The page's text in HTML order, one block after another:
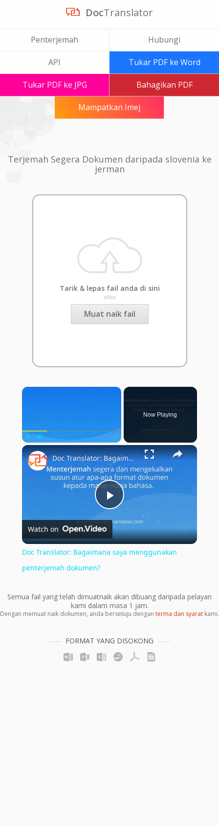
DocTranslator
Penterjemah Hubungi
API Tukar PDF ke Word
Tukar PDF ke JPG Bahagikan PDF
Mampatkan Imej
Terjemah Segera Dokumen daripada slovenia ke
jerman
Tarik & lepas fail anda di sini
atau
Muat naik fail
×
Play Unmute Fullscreen
Now Playing
×
Play
Video
Doc Translator: Bagaimana saya menggunakan penterjemah dokumen?
Watch on
Doc Translator: Bagaimana saya menggunakan
penterjemah dokumen?
Semua fail yang telah dimuatnaik akan dibuang daripada pelayan
kami dalam masa 1 jam.
Dengan memuat naik dokumen, anda bersetuju dengan terma dan syarat kami.
FORMAT YANG DISOKONG